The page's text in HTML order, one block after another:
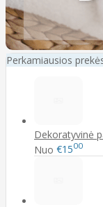
Perkamiausios
Dekoratyvinė
Nuo €1500